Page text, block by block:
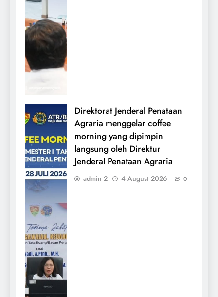
Direktorat Jenderal Penataan
Agraria menggelar coffee
morning yang dipimpin
langsung oleh Direktur
Jenderal Penataan Agraria
admin 2 4 August 2026 0